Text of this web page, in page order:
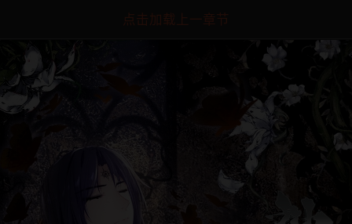
点击加载上一章节